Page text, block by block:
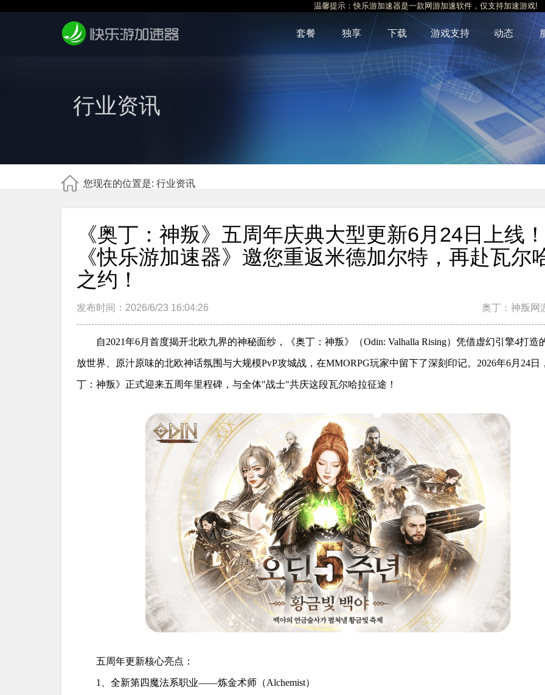
温馨提示：快乐游加速器是一款网游加速软件，仅支持加速游戏!
套餐 独享 下载 游戏支持 动态
行业资讯
您现在的位置是: 行业资讯
《奥丁：神叛》五周年庆典大型更新6月24日上线！
《快乐游加速器》邀您重返米德加尔特，再赴瓦尔
之约！
发布时间：2026/6/23 16:04:26 奥丁：神叛网
自2021年6月首度揭开北欧九界的神秘面纱，《奥丁：神叛》（Odin: Valhalla Rising）凭借虚幻引擎4打造
放世界、原汁原味的北欧神话氛围与大规模PvP攻城战，在MMORPG玩家中留下了深刻印记。2026年6月24日
丁：神叛》正式迎来五周年里程碑，与全体"战士"共庆这段瓦尔哈拉征途！
五周年更新核心亮点：
1、全新第四魔法系职业——炼金术师（Alchemist）